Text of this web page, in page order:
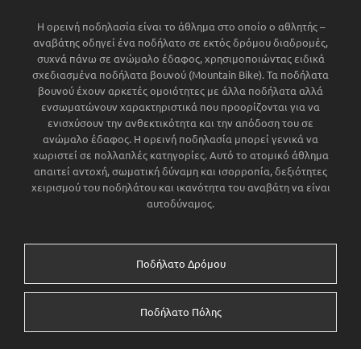
Η ορεινή ποδηλασία είναι το άθλημα στο οποίο ο αθλητής –
αναβάτης οδηγεί ένα ποδήλατο σε εκτός δρόμου διαδρομές,
συχνά πάνω σε ανώμαλο έδαφος, χρησιμοποιώντας ειδικά
σχεδιασμένα ποδήλατα βουνού (Mountain Bike). Τα ποδήλατα
βουνού έχουν αρκετές ομοιότητες με άλλα ποδήλατα αλλά
ενσωματώνουν χαρακτηριστικά που προορίζονται για να
ενισχύσουν την ανθεκτικότητα και την απόδοση του σε
ανώμαλο έδαφος. Η ορεινή ποδηλασία μπορεί γενικά να
χωριστεί σε πολλαπλές κατηγορίες. Αυτό το ατομικό άθλημα
απαιτεί αντοχή, σωματική δύναμη και ισορροπία, δεξιότητες
χειρισμού του ποδηλάτου και ικανότητα του αναβάτη να είναι
αυτοδύναμος.
Ποδήλατο Δρόμου
Ποδήλατο Πόλης